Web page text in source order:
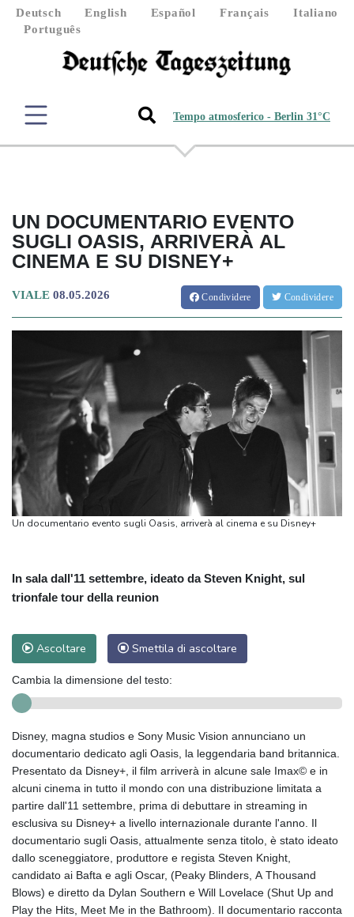
Deutsch English Español Français
Italiano
Português
Tempo atmosferico - Berlin 31°C
UN DOCUMENTARIO EVENTO
SUGLI OASIS, ARRIVERÀ AL
CINEMA E SU DISNEY+
VIALE 08.05.2026 Condividere Condividere
Un documentario evento sugli Oasis, arriverà al cinema e su Disney+
In sala dall'11 settembre, ideato da Steven Knight, sul
trionfale tour della reunion
Ascoltare Smettila di ascoltare
Cambia la dimensione del testo:
Disney, magna studios e Sony Music Vision annunciano un
documentario dedicato agli Oasis, la leggendaria band britannica.
Presentato da Disney+, il film arriverà in alcune sale Imax© e in
alcuni cinema in tutto il mondo con una distribuzione limitata a
partire dall'11 settembre, prima di debuttare in streaming in
esclusiva su Disney+ a livello internazionale durante l'anno. Il
documentario sugli Oasis, attualmente senza titolo, è stato ideato
dallo sceneggiatore, produttore e regista Steven Knight,
candidato ai Bafta e agli Oscar, (Peaky Blinders, A Thousand
Blows) e diretto da Dylan Southern e Will Lovelace (Shut Up and
Play the Hits, Meet Me in the Bathroom). Il documentario racconta